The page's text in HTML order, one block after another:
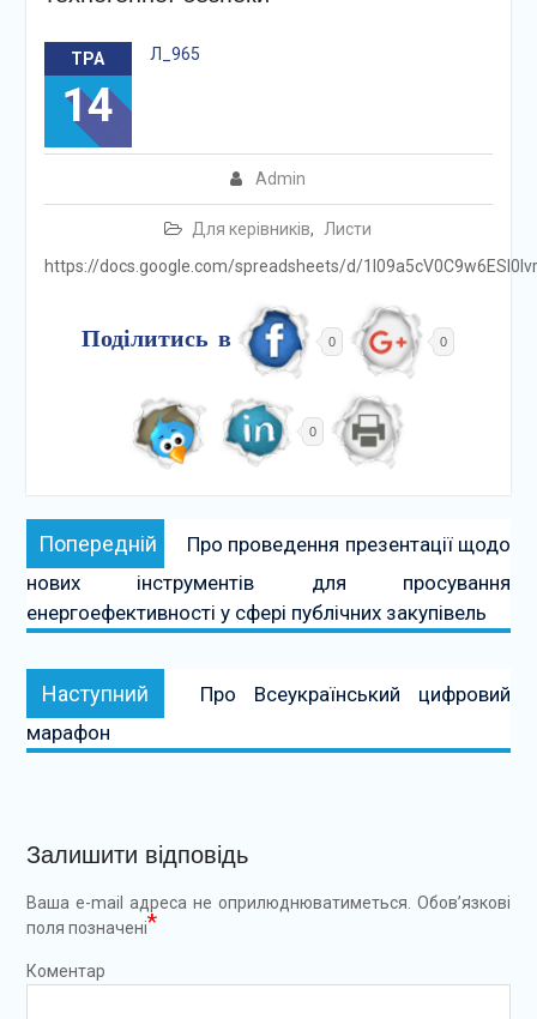
ТРА
14
Admin
Для керівників, Листи
Л_965
https://docs.google.com/spreadsheets/d/
Поділитись в 0 0
0
Навігація
записів
Попередній Попередній:
Про проведення презентації щодо
нових інструментів для просування
енергоефективності у сфері публічних закупівель
Наступний Наступний:
Про Всеукраїнський цифровий
марафон
Залишити відповідь
Ваша e-mail адреса не оприлюднюватиметься. Обов’язкові
поля позначені*
Коментар